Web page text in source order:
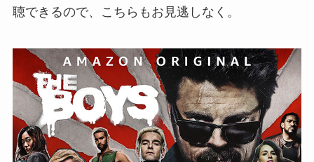
聴できるので、こちらもお見逃しなく。